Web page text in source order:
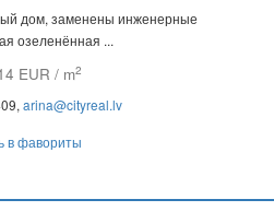
дом, заменены инженерные
озеленённая ...
EUR / m2
arina@cityreal.lv
в фавориты